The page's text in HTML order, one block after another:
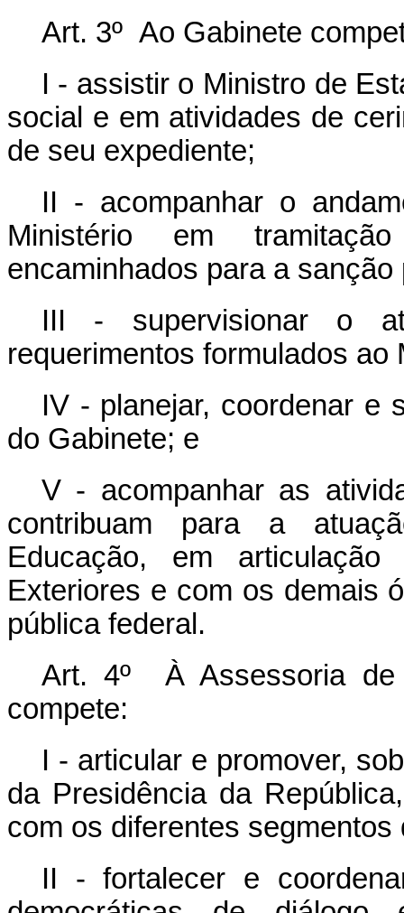
Art. 3º Ao Gabinete
I - assistir o Ministro de
social e em atividades de
de seu expediente;
II - acompanhar o
Ministério em
encaminhados para a sanção
III - supervisionar o
requerimentos formulados ao
IV - planejar, coordenar e
do Gabinete; e
V - acompanhar as
contribuam para a
Educação, em
Exteriores e com os demais
pública federal.
Art. 4º À Assessoria de
compete:
I - articular e promover,
da Presidência da
com os diferentes
II - fortalecer e